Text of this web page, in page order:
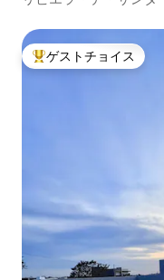
大好評のゲストチョイ
ゲストチョイス